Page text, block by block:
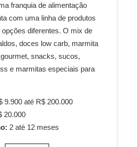
franquia de alimentação
com uma linha de produtos
diferentes. O mix de
doces low carb, marmita
snacks, sucos,
e marmitas especiais para
9.900 até R$ 200.000
20.000
2 até 12 meses